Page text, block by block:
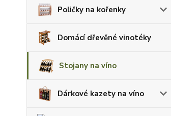
Poličky na kořenky
Domácí dřevěné vinotéky
Stojany na víno
Dárkové kazety na víno